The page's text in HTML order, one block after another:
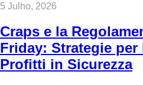
5 Julho, 2026
Craps e la
Friday: Strategie per
Profitti in Sicurezza